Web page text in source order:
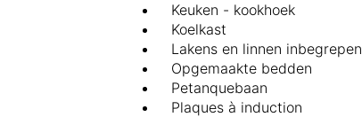
Keuken - kookhoek
Koelkast
Lakens en linnen inbegrepen
Opgemaakte bedden
Petanquebaan
Plaques à induction